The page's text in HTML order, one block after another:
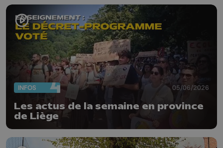
INFOS 05/06/2026
Les actus de la semaine en province
de Liège